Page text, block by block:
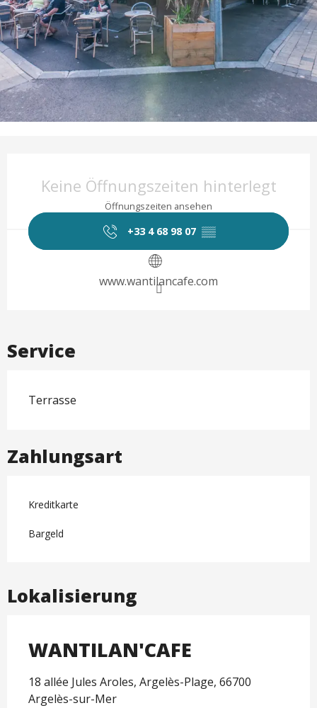
Keine Öffnungszeiten hinterlegt
Öffnungszeiten ansehen
+33 4 68 98 07 ▒▒
www.wantilancafe.com
Service
Terrasse
Zahlungsart
Kreditkarte
Bargeld
Lokalisierung
WANTILAN'CAFE
18 allée Jules Aroles, Argelès-Plage, 66700
Argelès-sur-Mer